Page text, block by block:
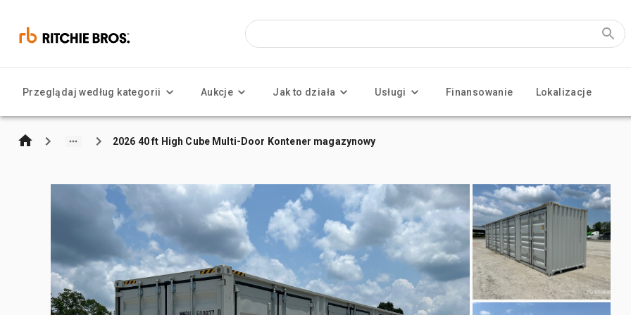
Przeglądaj według kategorii Aukcje Jak to działa Usługi Finansowanie Lokalizacje
2026 40 ft High Cube Multi-Door Kontener magazynowy